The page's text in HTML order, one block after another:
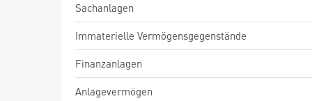
Sachanlagen
Immaterielle Vermögensgegenstände
Finanzanlagen
Anlagevermögen